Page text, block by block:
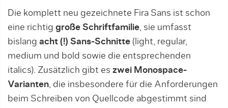
Die komplett neu gezeichnete Fira Sans ist schon
eine richtig große Schriftfamilie, sie umfasst
bislang acht (!) Sans-Schnitte (light, regular,
medium und bold sowie die entsprechenden
italics). Zusätzlich gibt es zwei Monospace-
Varianten, die insbesondere für die Anforderungen
beim Schreiben von Quellcode abgestimmt sind